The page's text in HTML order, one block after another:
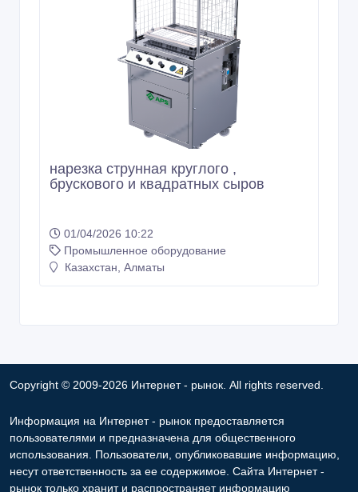
нарезка струнная круглого ,
брускового и квадратных сыров
01/04/2026 10:22
Промышленное оборудование
Казахстан, Алматы
Copyright © 2009-2026 Интернет - рынок. All rights reserved.
Информация на Интернет - рынок предоставляется
пользователями и предназначена для общественного
использования. Пользователи, опубликовавшие информацию,
несут ответственность за ее содержимое. Сайта Интернет -
рынок только хранит и распространяет информацию